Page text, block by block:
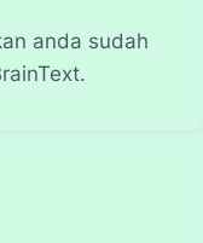
anda sudah